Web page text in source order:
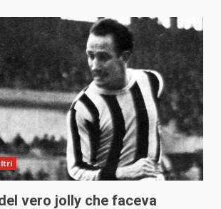
vero jolly che faceva